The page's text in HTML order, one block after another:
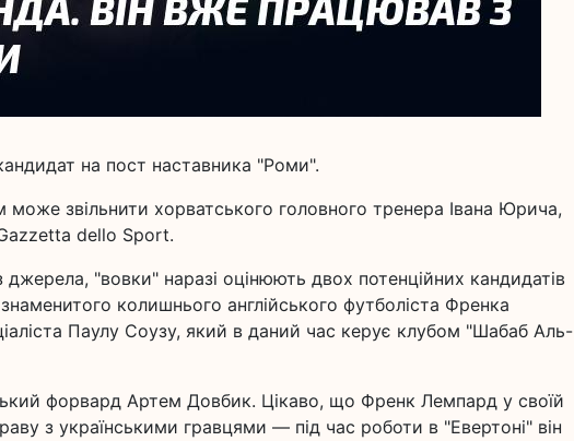
на пост наставника "Роми".
звільнити хорватського головного тренера Івана Юрича,
dello Sport.
"вовки" наразі оцінюють двох потенційних кандидатів
колишнього англійського футболіста Френка
Паулу Соузу, який в даний час керує клубом "Шабаб Аль-
форвард Артем Довбик. Цікаво, що Френк Лемпард у своїй
з українськими гравцями — під час роботи в "Евертоні" він